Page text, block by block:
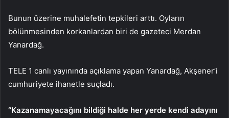
Bunun üzerine muhalefetin tepkileri arttı. Oyların
bölünmesinden korkanlardan biri de gazeteci Merdan
Yanardağ.
TELE 1 canlı yayınında açıklama yapan Yanardağ, Akşener’i
cumhuriyete ihanetle suçladı.
“Kazanamayacağını bildiği halde her yerde kendi adayını